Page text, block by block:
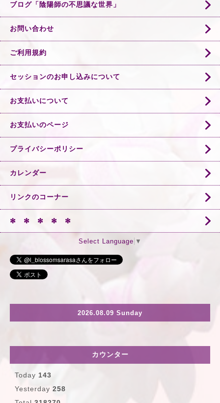
ブログ「陰陽師の不思議な世界」
お問い合わせ
ご利用規約
セッションのお申し込みについて
お支払いについて
お支払いのページ
プライバシーポリシー
カレンダー
リンクのコーナー
✻ ✻ ✻ ✻ ✻
Select Language ▼
2026.08.09 Sunday
カウンター
Today 143
Yesterday 258